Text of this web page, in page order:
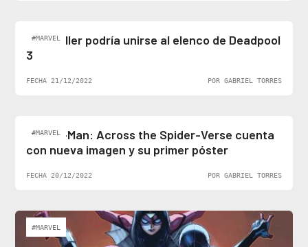
#MARVEL
Ben Stiller podría unirse al elenco de Deadpool
3
FECHA 21/12/2022 POR GABRIEL TORRES
#MARVEL
Spider-Man: Across the Spider-Verse cuenta
con nueva imagen y su primer póster
FECHA 20/12/2022 POR GABRIEL TORRES
#MARVEL